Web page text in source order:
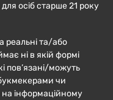
осіб старше 21 року
реальні та/або
ні в якій формі
пов’язані/можуть
чи
на інформаційному